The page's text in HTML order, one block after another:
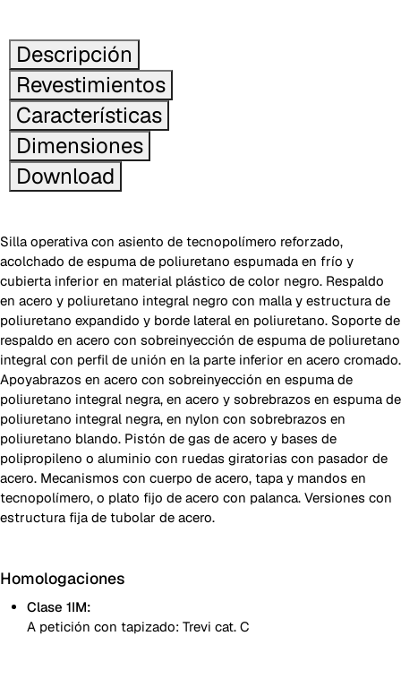
Descripción
Revestimientos
Características
Dimensiones
Download
Silla operativa con asiento de tecnopolímero reforzado,
acolchado de espuma de poliuretano espumada en frío y
cubierta inferior en material plástico de color negro. Respaldo
en acero y poliuretano integral negro con malla y estructura de
poliuretano expandido y borde lateral en poliuretano. Soporte de
respaldo en acero con sobreinyección de espuma de poliuretano
integral con perfil de unión en la parte inferior en acero cromado.
Apoyabrazos en acero con sobreinyección en espuma de
poliuretano integral negra, en acero y sobrebrazos en espuma de
poliuretano integral negra, en nylon con sobrebrazos en
poliuretano blando. Pistón de gas de acero y bases de
polipropileno o aluminio con ruedas giratorias con pasador de
acero. Mecanismos con cuerpo de acero, tapa y mandos en
tecnopolímero, o plato fijo de acero con palanca. Versiones con
estructura fija de tubolar de acero.
Homologaciones
Clase 1IM:
A petición con tapizado: Trevi cat. C